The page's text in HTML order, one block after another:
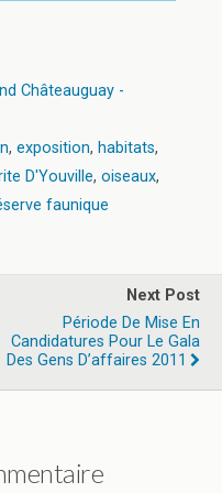
Châteauguay -
, exposition, habitats,
D'Youville, oiseaux,
faunique
Next Post
Période De Mise En
Candidatures Pour Le Gala
Des Gens D’affaires 2011